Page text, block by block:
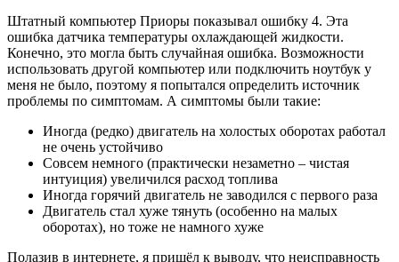
Штатный компьютер Приоры показывал ошибку 4. Эта
ошибка датчика температуры охлаждающей жидкости.
Конечно, это могла быть случайная ошибка. Возможности
использовать другой компьютер или подключить ноутбук у
меня не было, поэтому я попытался определить источник
проблемы по симптомам. А симптомы были такие:
Иногда (редко) двигатель на холостых оборотах работал
не очень устойчиво
Совсем немного (практически незаметно – чистая
интуиция) увеличился расход топлива
Иногда горячий двигатель не заводился с первого раза
Двигатель стал хуже тянуть (особенно на малых
оборотах), но тоже не намного хуже
Полазив в интернете, я пришёл к выводу, что неисправность